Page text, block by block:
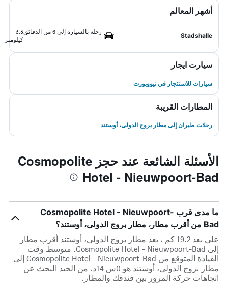
أشهر المعالم
Stadshalle
رحلة بالسيارة إلى 6 من الدقائق
3.3
كيلومتر
سيارت ايجار
سيارات للاستئجار في نيووبورت
المطارات القريبة
رحلات طيران إلى مطار بروج الدولى، أوستند
الأسئلة الشائعة عند حجز Cosmopolite
Hotel - Nieuwpoort-Bad
ما مدى قرب Cosmopolite Hotel - Nieuwpoort-
Bad من أقرب مطار، مطار بروج الدولى، أوستند؟
على بعد 19.2 كم ، يعد مطار بروج الدولى، أوستند أقرب مطار
إلى Cosmopolite Hotel - Nieuwpoort-Bad. متوسط وقت
القيادة المتوقع من Cosmopolite Hotel - Nieuwpoort-Bad إلى
مطار بروج الدولى، أوستند هو 0س 14د. من الجيد البحث عن
اتجاهات حركة المرور بين فندقك والمطار.